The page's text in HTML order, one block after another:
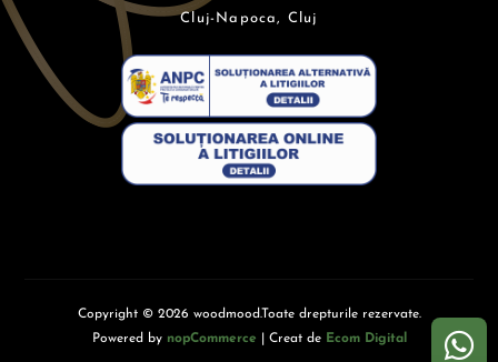
Cluj-Napoca, Cluj
Copyright © 2026 woodmood.Toate drepturile rezervate.
Powered by nopCommerce | Creat de Ecom Digital